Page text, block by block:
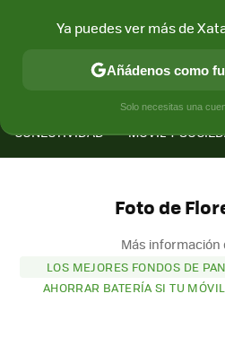
CONECTIVIDAD MÓVIL Y
Foto de
Más información
LOS MEJORES FONDOS DE
AHORRAR BATERÍA SI TU
Ya puedes ver más de
Añádenos como
Solo necesitas una